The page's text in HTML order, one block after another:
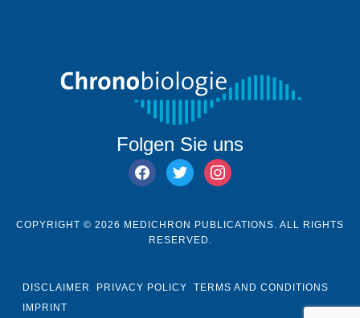
Folgen Sie uns
facebook
twitter instagram
COPYRIGHT © 2026 MEDICHRON PUBLICATIONS. ALL RIGHTS
RESERVED.
DISCLAIMER PRIVACY POLICY
TERMS AND CONDITIONS
IMPRINT